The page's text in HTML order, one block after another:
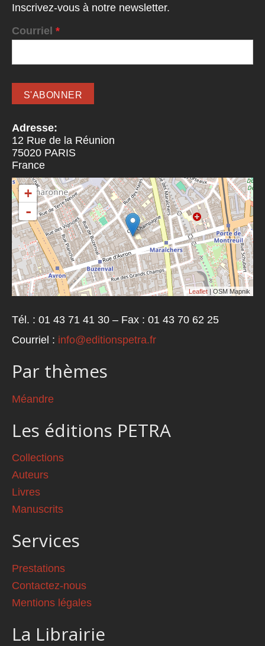
Inscrivez-vous à notre newsletter.
Courriel *
Adresse:
12 Rue de la Réunion
75020 PARIS
France
+
-
Leaflet | OSM Mapnik
Tél. : 01 43 71 41 30 – Fax : 01 43 70 62 25
Courriel : info@editionspetra.fr
Par thèmes
Méandre
Les éditions PETRA
Collections
Auteurs
Livres
Manuscrits
Services
Prestations
Contactez-nous
Mentions légales
La Librairie